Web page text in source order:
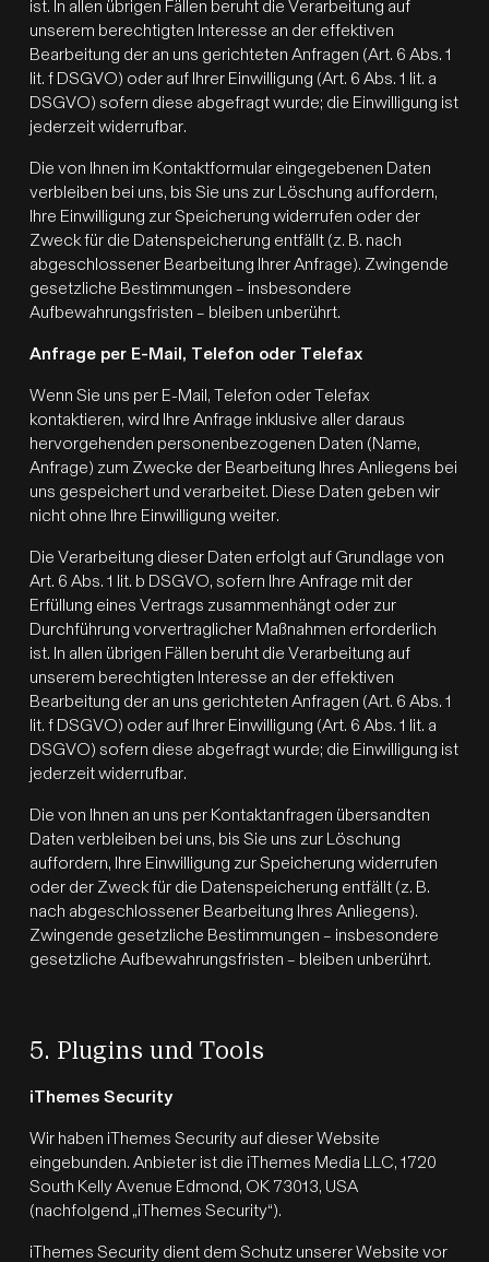
ist. In allen übrigen Fällen beruht die Verarbeitung auf
unserem berechtigten Interesse an der effektiven
Bearbeitung der an uns gerichteten Anfragen (Art. 6 Abs. 1
lit. f DSGVO) oder auf Ihrer Einwilligung (Art. 6 Abs. 1 lit. a
DSGVO) sofern diese abgefragt wurde; die Einwilligung ist
jederzeit widerrufbar.
Die von Ihnen im Kontaktformular eingegebenen Daten
verbleiben bei uns, bis Sie uns zur Löschung auffordern,
Ihre Einwilligung zur Speicherung widerrufen oder der
Zweck für die Datenspeicherung entfällt (z. B. nach
abgeschlossener Bearbeitung Ihrer Anfrage). Zwingende
gesetzliche Bestimmungen – insbesondere
Aufbewahrungsfristen – bleiben unberührt.
Anfrage per E-Mail, Telefon oder Telefax
Wenn Sie uns per E-Mail, Telefon oder Telefax
kontaktieren, wird Ihre Anfrage inklusive aller daraus
hervorgehenden personenbezogenen Daten (Name,
Anfrage) zum Zwecke der Bearbeitung Ihres Anliegens bei
uns gespeichert und verarbeitet. Diese Daten geben wir
nicht ohne Ihre Einwilligung weiter.
Die Verarbeitung dieser Daten erfolgt auf Grundlage von
Art. 6 Abs. 1 lit. b DSGVO, sofern Ihre Anfrage mit der
Erfüllung eines Vertrags zusammenhängt oder zur
Durchführung vorvertraglicher Maßnahmen erforderlich
ist. In allen übrigen Fällen beruht die Verarbeitung auf
unserem berechtigten Interesse an der effektiven
Bearbeitung der an uns gerichteten Anfragen (Art. 6 Abs. 1
lit. f DSGVO) oder auf Ihrer Einwilligung (Art. 6 Abs. 1 lit. a
DSGVO) sofern diese abgefragt wurde; die Einwilligung ist
jederzeit widerrufbar.
Die von Ihnen an uns per Kontaktanfragen übersandten
Daten verbleiben bei uns, bis Sie uns zur Löschung
auffordern, Ihre Einwilligung zur Speicherung widerrufen
oder der Zweck für die Datenspeicherung entfällt (z. B.
nach abgeschlossener Bearbeitung Ihres Anliegens).
Zwingende gesetzliche Bestimmungen – insbesondere
gesetzliche Aufbewahrungsfristen – bleiben unberührt.
5. Plugins und Tools
iThemes Security
Wir haben iThemes Security auf dieser Website
eingebunden. Anbieter ist die iThemes Media LLC, 1720
South Kelly Avenue Edmond, OK 73013, USA
(nachfolgend „iThemes Security“).
iThemes Security dient dem Schutz unserer Website vor